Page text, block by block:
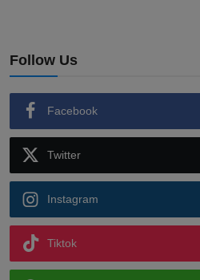
Follow Us
Facebook
Twitter
Instagram
Tiktok